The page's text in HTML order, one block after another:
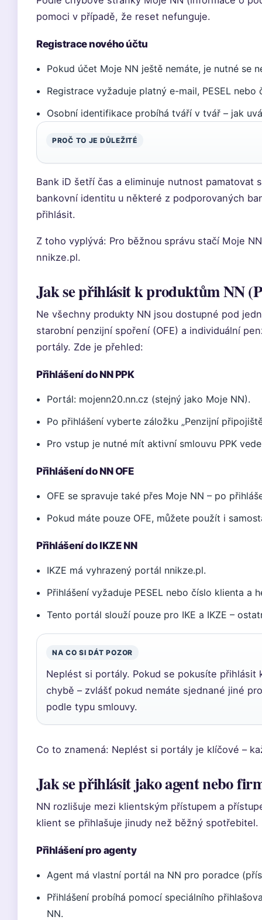
pomoci v případě, že reset nefunguje.
Registrace nového účtu
Pokud účet Moje NN ještě nemáte, je nutné se
Registrace vyžaduje platný e-mail, PESEL
Osobní identifikace probíhá tváří v tvář – jak
PROČ TO JE DŮLEŽITÉ
Bank iD šetří čas a eliminuje nutnost pamatovat
bankovní identitu u některé z podporovaných
přihlásit.
Z toho vyplývá: Pro běžnou správu stačí Moje
nnikze.pl.
Jak se přihlásit k produktům NN
Ne všechny produkty NN jsou dostupné pod
starobní penzijní spoření (OFE) a individuální
portály. Zde je přehled:
Přihlášení do NN PPK
Portál: mojenn20.nn.cz (stejný jako Moje NN).
Po přihlášení vyberte záložku „Penzijní
Pro vstup je nutné mít aktivní smlouvu PPK
Přihlášení do NN OFE
OFE se spravuje také přes Moje NN – po
Pokud máte pouze OFE, můžete použít i
Přihlášení do IKZE NN
IKZE má vyhrazený portál nnikze.pl.
Přihlášení vyžaduje PESEL nebo číslo klienta a
Tento portál slouží pouze pro IKE a IKZE –
NA CO SI DÁT POZOR
Neplést si portály. Pokud se pokusíte přihlásit
chybě – zvlášť pokud nemáte sjednané jiné
podle typu smlouvy.
Co to znamená: Neplést si portály je klíčové –
Jak se přihlásit jako agent nebo
NN rozlišuje mezi klientským přístupem a
klient se přihlašuje jinudy než běžný spotřebitel.
Přihlášení pro agenty
Agent má vlastní portál na NN pro poradce
Přihlášení probíhá pomocí speciálního
NN.